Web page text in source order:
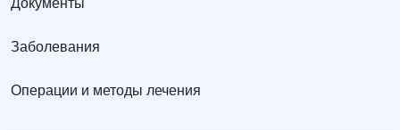
Заболевания
Операции и методы лечения